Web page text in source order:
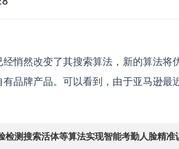
悄然改变了其搜索算法，新的算法将
品牌产品。可以看到，由于亚马逊最
检测搜索活体等算法实现智能考勤人脸精准